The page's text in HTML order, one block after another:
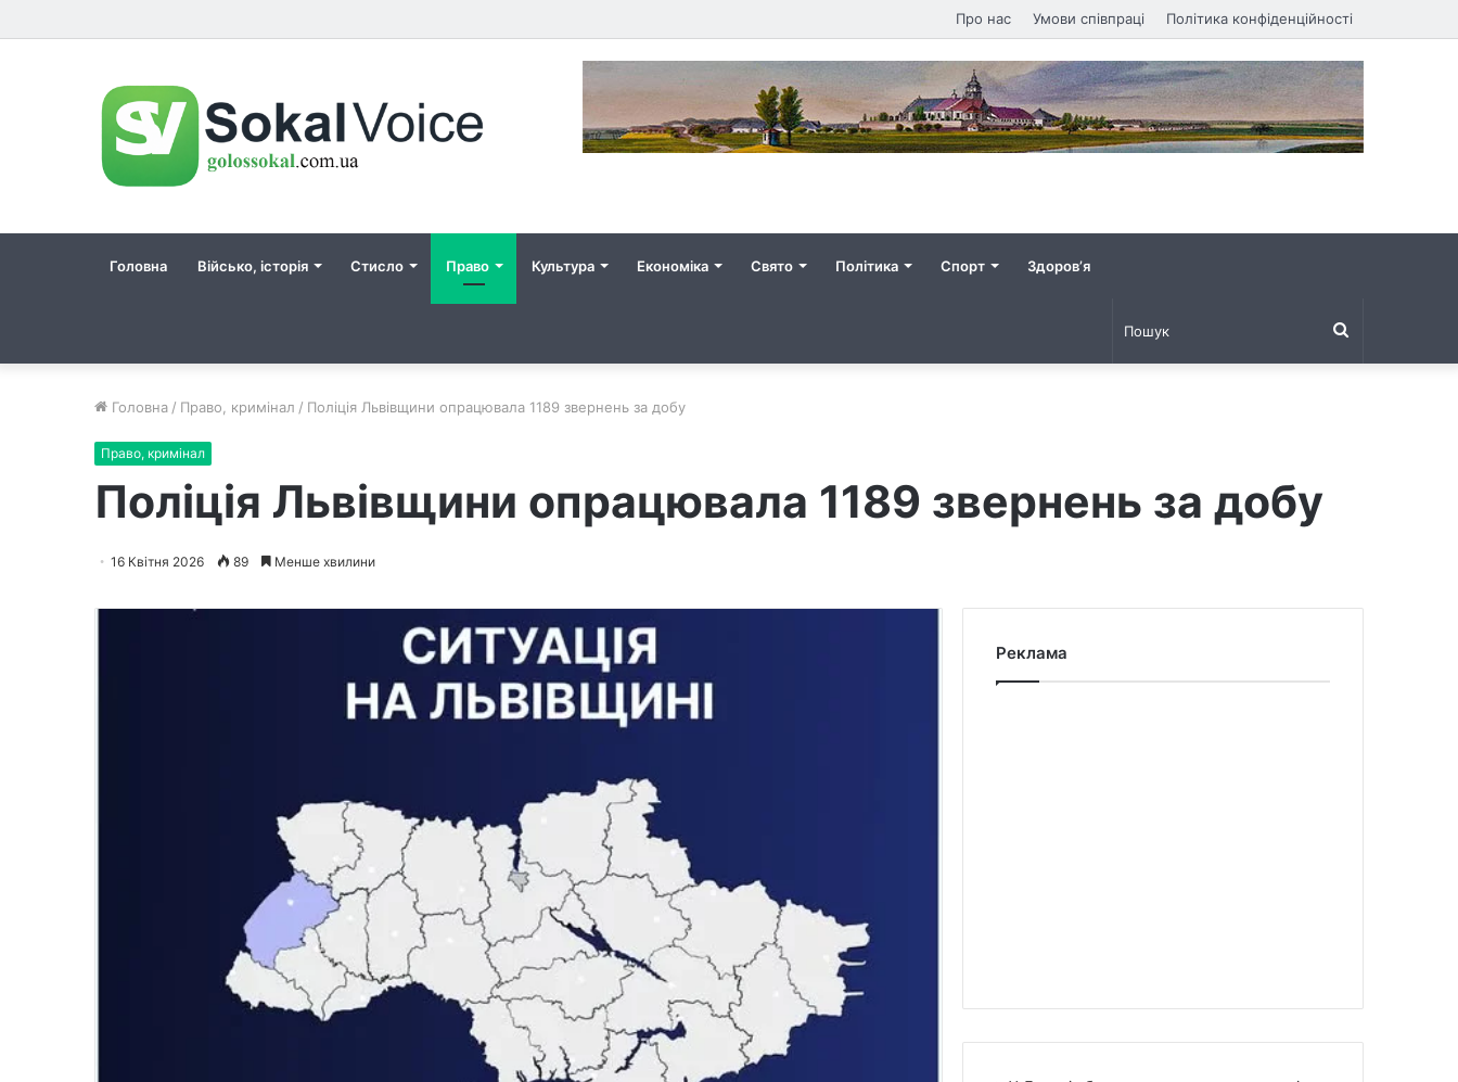
Про нас Умови співпраці Політика конфіденційності
Головна Військо, історія Стисло Право Культура Економіка Свято Політика Спорт Здоров’я
Головна / Право, кримінал / Поліція Львівщини опрацювала 1189 звернень за добу
Право, кримінал
Поліція Львівщини опрацювала 1189 звернень за добу
16 Квітня 2026 89 Менше хвилини
Реклама